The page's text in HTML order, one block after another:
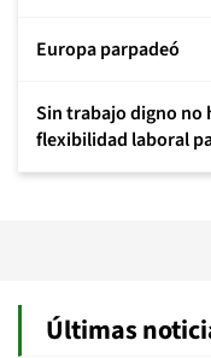
Europa parpadeó
Sin trabajo digno no
flexibilidad laboral
Últimas